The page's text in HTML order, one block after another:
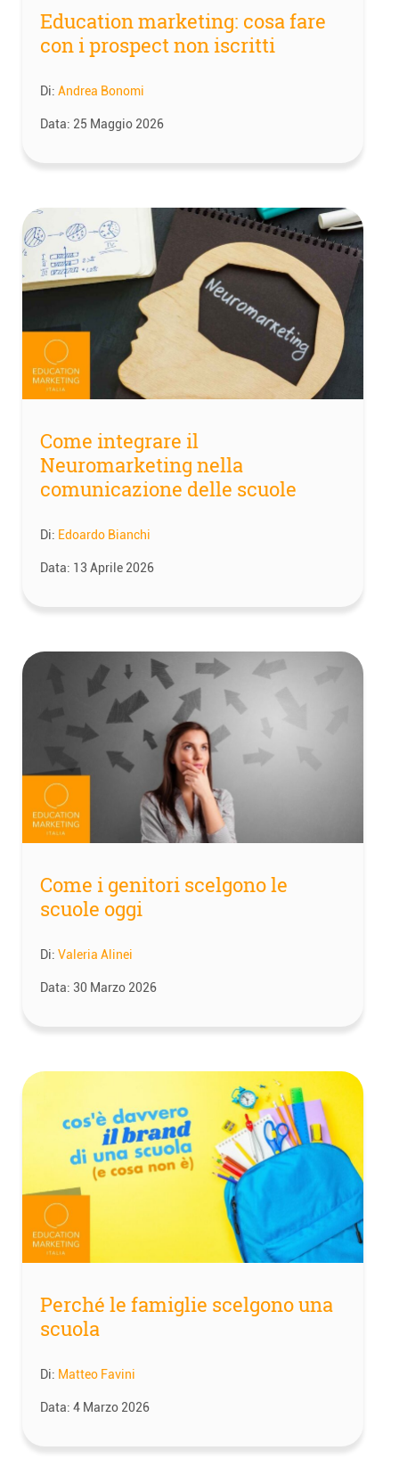
Education marketing: cosa fare
con i prospect non iscritti
Di: Andrea Bonomi
Data: 25 Maggio 2026
Come integrare il
Neuromarketing nella
comunicazione delle scuole
Di: Edoardo Bianchi
Data: 13 Aprile 2026
Come i genitori scelgono le
scuole oggi
Di: Valeria Alinei
Data: 30 Marzo 2026
Perché le famiglie scelgono una
scuola
Di: Matteo Favini
Data: 4 Marzo 2026